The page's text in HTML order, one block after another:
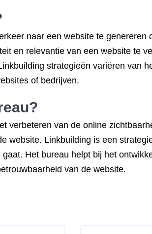
naar een website te
en relevantie van een website te
strategieën variëren van
of bedrijven.
verbeteren van de online
website. Linkbuilding is een
Het bureau helpt bij het
van de website.